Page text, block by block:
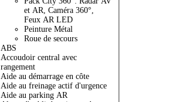
et AR, Caméra 360°,
Feux AR LED
Peinture Métal
Roue de secours
ABS
Accoudoir central avec
rangement
Aide au démarrage en côte
Aide au freinage actif d'urgence
Aide au parking AR